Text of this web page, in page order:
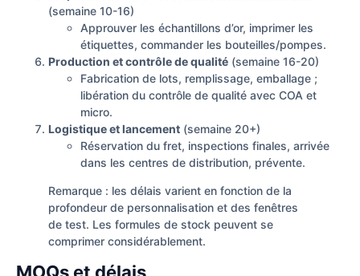
(semaine 10-16)
Approuver les échantillons d’or, imprimer les
étiquettes, commander les bouteilles/pompes.
Production et contrôle de qualité (semaine 16-20)
Fabrication de lots, remplissage, emballage ;
libération du contrôle de qualité avec COA et
micro.
Logistique et lancement (semaine 20+)
Réservation du fret, inspections finales, arrivée
dans les centres de distribution, prévente.
Remarque : les délais varient en fonction de la
profondeur de personnalisation et des fenêtres
de test. Les formules de stock peuvent se
comprimer considérablement.